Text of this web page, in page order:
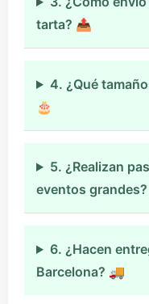
tarta? 📤
4. ¿Qué
🎂
5. ¿Realizan
eventos
6. ¿Hacen
Barcelona? 🚚